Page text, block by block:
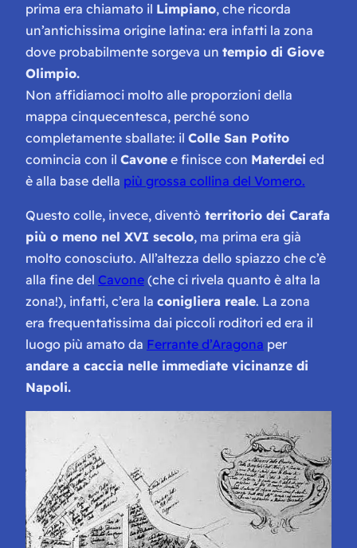
prima era chiamato il Limpiano, che ricorda
un’antichissima origine latina: era infatti la zona
dove probabilmente sorgeva un tempio di Giove
Olimpio.
Non affidiamoci molto alle proporzioni della
mappa cinquecentesca, perché sono
completamente sballate: il Colle San Potito
comincia con il Cavone e finisce con Materdei ed
è alla base della più grossa collina del Vomero.
Questo colle, invece, diventò territorio dei Carafa
più o meno nel XVI secolo, ma prima era già
molto conosciuto. All’altezza dello spiazzo che c’è
alla fine del Cavone (che ci rivela quanto è alta la
zona!), infatti, c’era la conigliera reale. La zona
era frequentatissima dai piccoli roditori ed era il
luogo più amato da Ferrante d’Aragona per
andare a caccia nelle immediate vicinanze di
Napoli.